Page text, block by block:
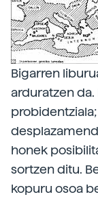
Bigarren
arduratzen
honek
sortzen ditu.
kopuru osoa